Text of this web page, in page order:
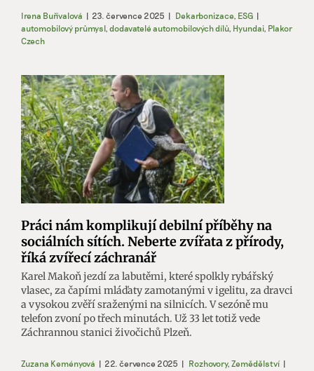
Irena Buřívalová | 23. července 2025 | Dekarbonizace, ESG |
automobilový průmysl, dodavatelé automobilových dílů, Hyundai, Plakor
Czech
Práci nám komplikují debilní příběhy na
sociálních sítích. Neberte zvířata z přírody,
říká zvířecí záchranář
Karel Makoň jezdí za labutěmi, které spolkly rybářský
vlasec, za čapími mláďaty zamotanými v igelitu, za dravci
a vysokou zvěří sraženými na silnicích. V sezóně mu
telefon zvoní po třech minutách. Už 33 let totiž vede
Záchrannou stanici živočichů Plzeň.
Zuzana Keményová | 22. července 2025 | Rozhovory, Zemědělství |